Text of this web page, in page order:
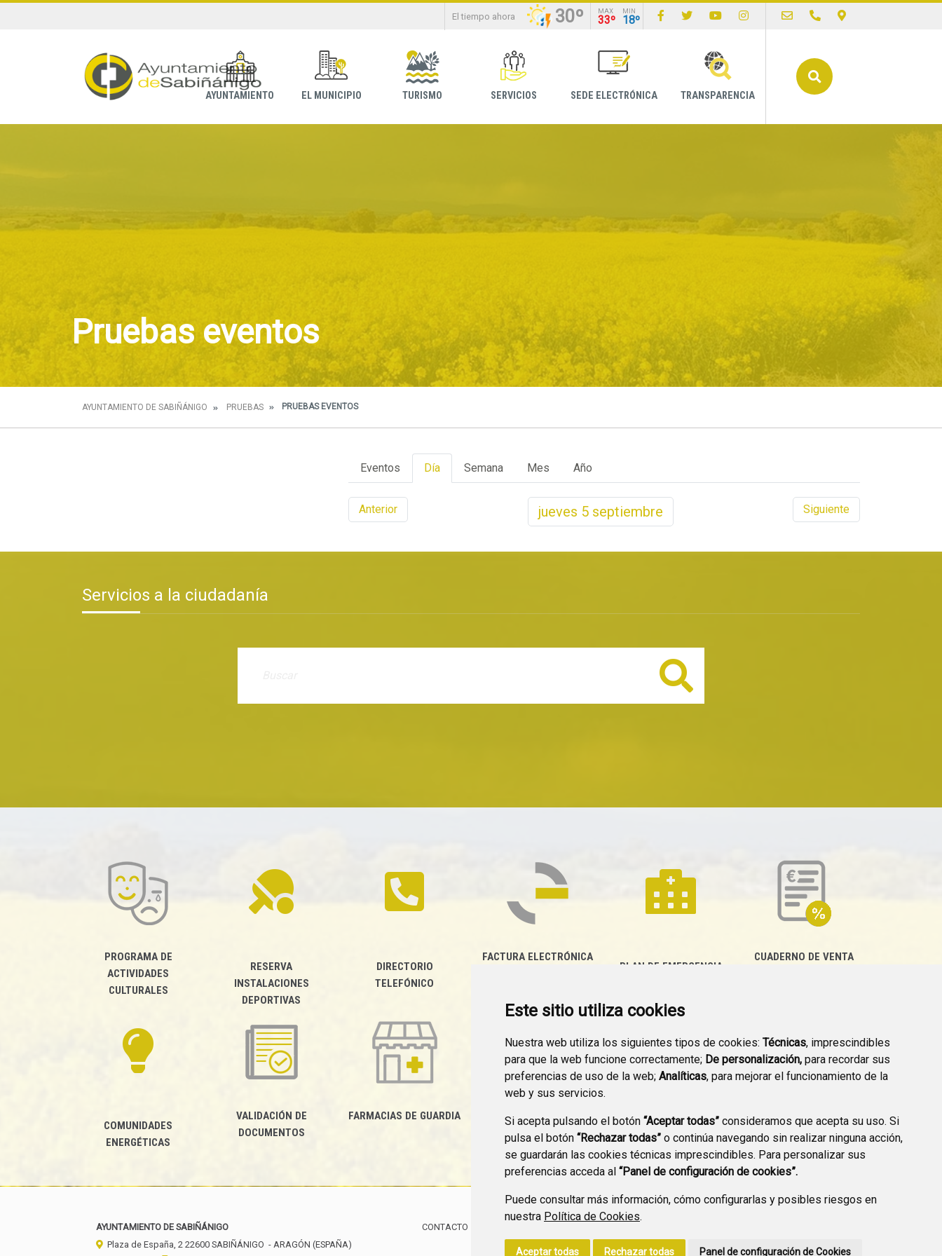
Este sitio utiliza cookies
Nuestra web utiliza los siguientes tipos de cookies: Técnicas, imprescindibles
para que la web funcione correctamente; De personalización, para recordar sus
preferencias de uso de la web; Analíticas, para mejorar el funcionamiento de la
web y sus servicios.
Si acepta pulsando el botón “Aceptar todas” consideramos que acepta su uso. Si
pulsa el botón “Rechazar todas” o continúa navegando sin realizar ninguna acción,
se guardarán las cookies técnicas imprescindibles. Para personalizar sus
preferencias acceda al “Panel de configuración de cookies”.
Puede consultar más información, cómo configurarlas y posibles riesgos en
nuestra Política de Cookies.
Aceptar todas Rechazar todas Panel de configuración de Cookies
El tiempo ahora 30º MAX
33º
MIN
18º
AYUNTAMIENTO EL MUNICIPIO TURISMO SERVICIOS SEDE ELECTRÓNICA TRANSPARENCIA
Pruebas eventos
AYUNTAMIENTO DE SABIÑÁNIGO PRUEBAS PRUEBAS EVENTOS
Eventos Día Semana Mes Año
Anterior jueves 5 septiembre Siguiente
Servicios a la ciudadanía
Buscar
PROGRAMA DE
ACTIVIDADES
CULTURALES
RESERVA
INSTALACIONES
DEPORTIVAS
DIRECTORIO
TELEFÓNICO
FACTURA ELECTRÓNICA
PLAN DE EMERGENCIA
CUADERNO DE VENTA
COMUNIDADES
ENERGÉTICAS
VALIDACIÓN DE
DOCUMENTOS
FARMACIAS DE GUARDIA
CANAL YOUTUBE
PREGUNTAS
FRECUENTES
PLAN DE ACCIÓN LOCAL
2030
AYUNTAMIENTO DE SABIÑÁNIGO
Plaza de España, 2 22600 SABIÑÁNIGO - ARAGÓN (ESPAÑA)
CONTACTO